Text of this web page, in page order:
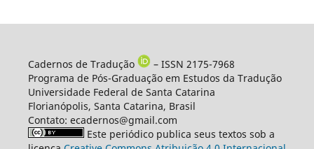
Cadernos de Tradução
– ISSN 2175-7968
Programa de Pós-Graduação em Estudos da Tradução
Universidade Federal de Santa Catarina
Florianópolis, Santa Catarina, Brasil
Contato: ecadernos@gmail.com
Este periódico publica seus textos sob a